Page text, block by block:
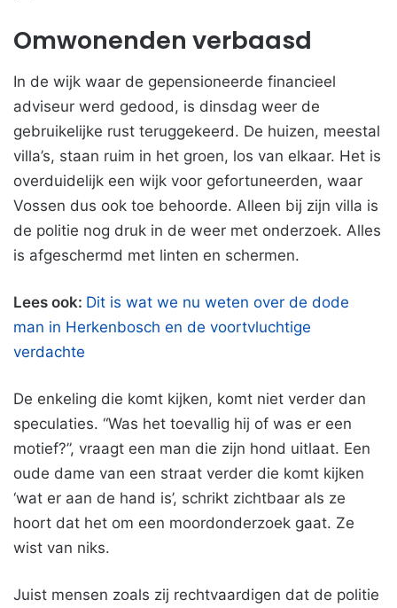
Omwonenden verbaasd
In de wijk waar de gepensioneerde financieel
adviseur werd gedood, is dinsdag weer de
gebruikelijke rust teruggekeerd. De huizen, meestal
villa’s, staan ruim in het groen, los van elkaar. Het is
overduidelijk een wijk voor gefortuneerden, waar
Vossen dus ook toe behoorde. Alleen bij zijn villa is
de politie nog druk in de weer met onderzoek. Alles
is afgeschermd met linten en schermen.
Lees ook: Dit is wat we nu weten over de dode
man in Herkenbosch en de voortvluchtige
verdachte
De enkeling die komt kijken, komt niet verder dan
speculaties. “Was het toevallig hij of was er een
motief?”, vraagt een man die zijn hond uitlaat. Een
oude dame van een straat verder die komt kijken
‘wat er aan de hand is’, schrikt zichtbaar als ze
hoort dat het om een moordonderzoek gaat. Ze
wist van niks.
Juist mensen zoals zij rechtvaardigen dat de politie